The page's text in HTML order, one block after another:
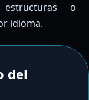
estructuras o
idioma.
del